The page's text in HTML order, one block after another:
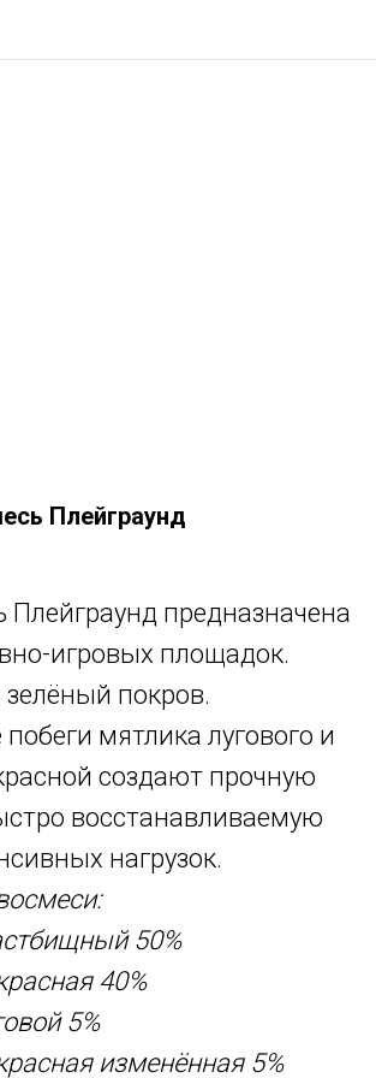
Плейграунд
Плейграунд предназначена
игровых площадок.
покров.
мятлика лугового и
создают прочную
восстанавливаемую
нагрузок.
50%
40%
5%
изменённая 5%